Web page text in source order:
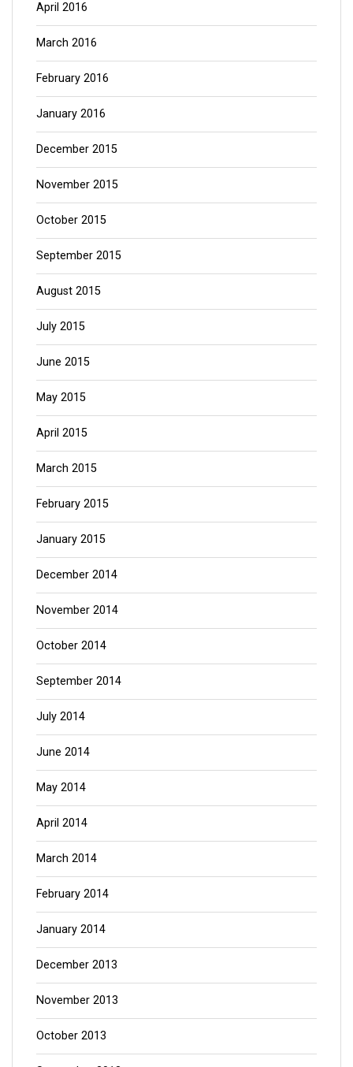
April 2016
March 2016
February 2016
January 2016
December 2015
November 2015
October 2015
September 2015
August 2015
July 2015
June 2015
May 2015
April 2015
March 2015
February 2015
January 2015
December 2014
November 2014
October 2014
September 2014
July 2014
June 2014
May 2014
April 2014
March 2014
February 2014
January 2014
December 2013
November 2013
October 2013